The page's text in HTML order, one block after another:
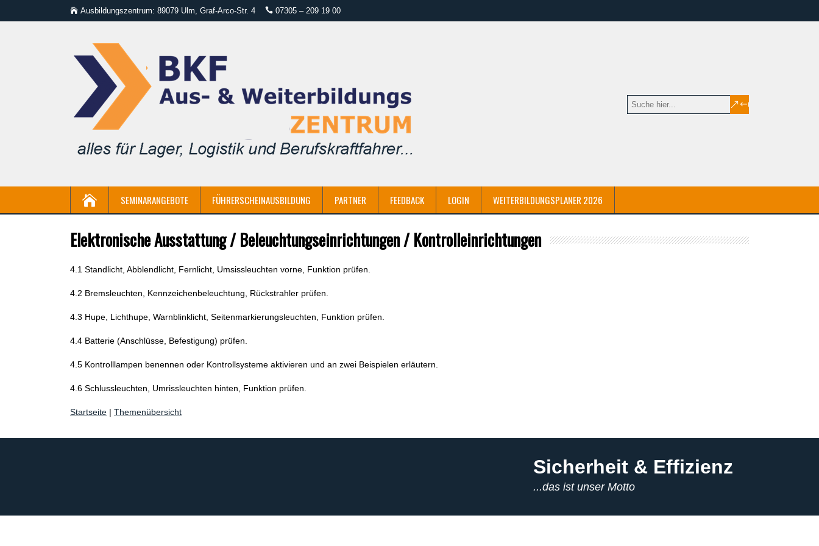
Ausbildungszentrum: 89079 Ulm, Graf-Arco-Str. 4 07305 – 209 19 00
SEMINARANGEBOTE FÜHRERSCHEINAUSBILDUNG PARTNER FEEDBACK LOGIN WEITERBILDUNGSPLANER 2026
Elektronische Ausstattung / Beleuchtungseinrichtungen / Kontrolleinrichtungen
4.1 Standlicht, Abblendlicht, Fernlicht, Umsissleuchten vorne, Funktion prüfen.
4.2 Bremsleuchten, Kennzeichenbeleuchtung, Rückstrahler prüfen.
4.3 Hupe, Lichthupe, Warnblinklicht, Seitenmarkierungsleuchten, Funktion prüfen.
4.4 Batterie (Anschlüsse, Befestigung) prüfen.
4.5 Kontrolllampen benennen oder Kontrollsysteme aktivieren und an zwei Beispielen erläutern.
4.6 Schlussleuchten, Umrissleuchten hinten, Funktion prüfen.
Startseite | Themenübersicht
Sicherheit & Effizienz
...das ist unser Motto